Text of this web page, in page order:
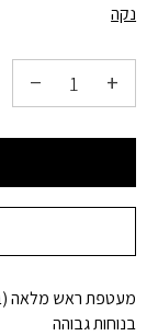
נקה
מעטפת ראש מלאה
בנוחות גבוהה